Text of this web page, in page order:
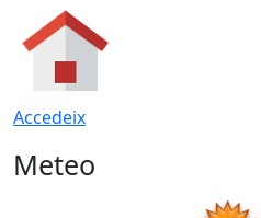
Accedeix
Meteo